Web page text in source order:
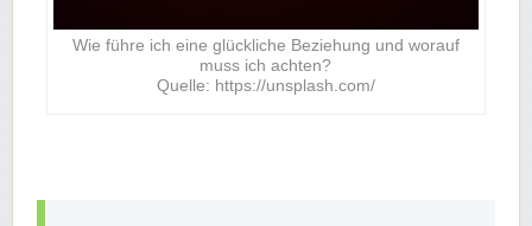
Wie führe ich eine glückliche Beziehung und worauf
muss ich achten?
Quelle: https://unsplash.com/